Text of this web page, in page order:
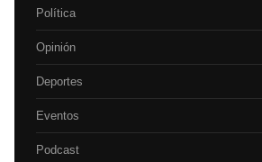
Política
Opinión
Deportes
Eventos
Podcast